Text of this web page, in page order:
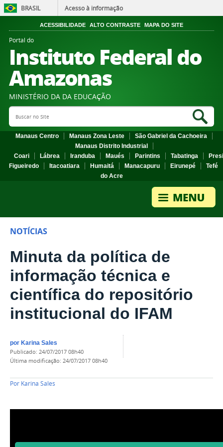
BRASIL Acesso à informação
ACESSIBILIDADE ALTO CONTRASTE MAPA DO SITE
Portal do
Instituto Federal do
Amazonas
MINISTÉRIO DA DA EDUCAÇÃO
Search Site
Manaus Centro Manaus Zona Leste
São Gabriel da Cachoeira
Manaus Distrito Industrial
Coari
Lábrea Iranduba Maués Parintins Tabatinga
Figueiredo
Itacoatiara Humaitá Manacapuru Eirunepé
Tefé
do Acre
NOTÍCIAS
Minuta da política de
informação técnica e
científica do repositório
institucional do IFAM
por Karina Sales
publicado: 24/07/2017 08h40
última modificação: 24/07/2017 08h40
Por Karina Sales